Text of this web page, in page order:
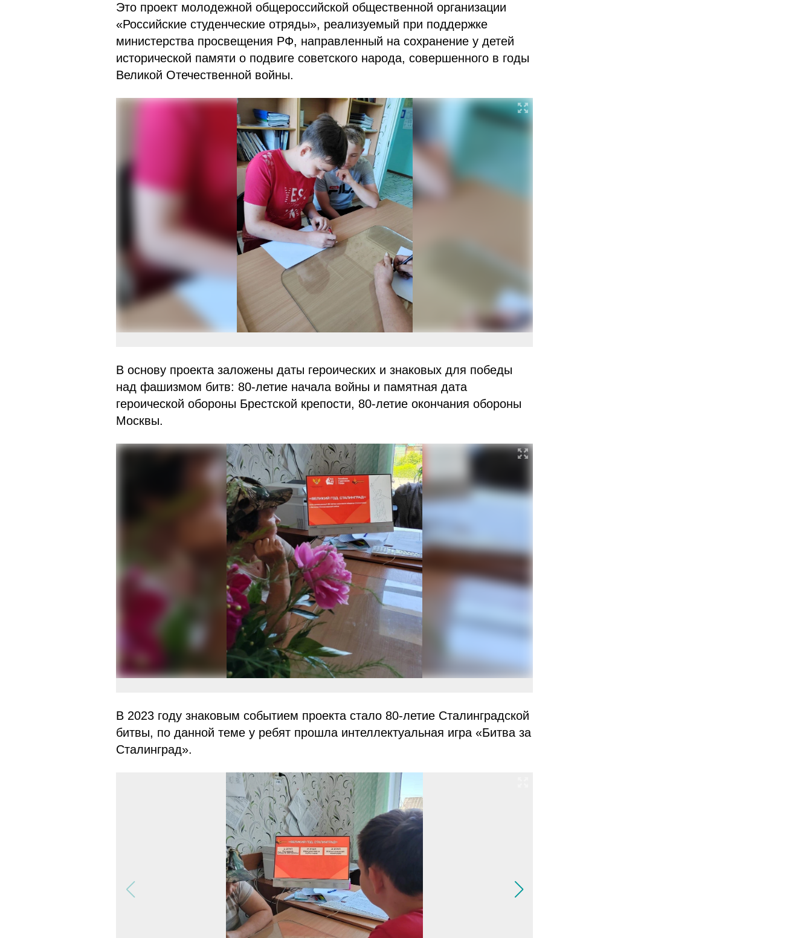
Это проект молодежной общероссийской общественной организации
«Российские студенческие отряды», реализуемый при поддержке
министерства просвещения РФ, направленный на сохранение у детей
исторической памяти о подвиге советского народа, совершенного в годы
Великой Отечественной войны.
В основу проекта заложены даты героических и знаковых для победы
над фашизмом битв: 80-летие начала войны и памятная дата
героической обороны Брестской крепости, 80-летие окончания обороны
Москвы.
В 2023 году знаковым событием проекта стало 80-летие Сталинградской
битвы, по данной теме у ребят прошла интеллектуальная игра «Битва за
Сталинград».